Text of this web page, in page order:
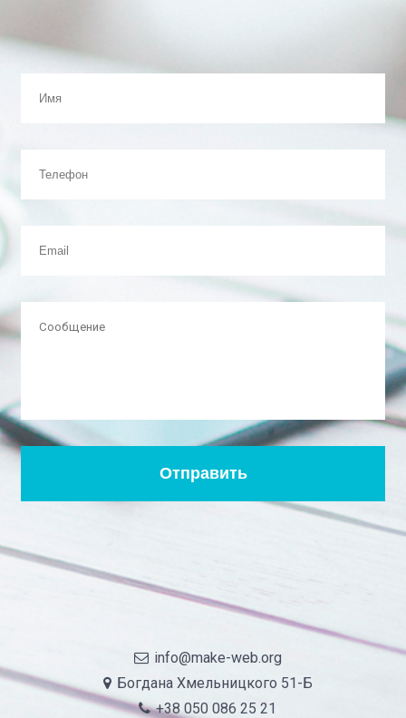
info@make-web.org
Богдана Хмельницкого 51-Б
+38 050 086 25 21